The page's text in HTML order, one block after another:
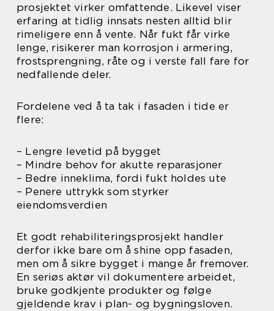
prosjektet virker omfattende. Likevel viser
erfaring at tidlig innsats nesten alltid blir
rimeligere enn å vente. Når fukt får virke
lenge, risikerer man korrosjon i armering,
frostsprengning, råte og i verste fall fare for
nedfallende deler.
Fordelene ved å ta tak i fasaden i tide er
flere:
– Lengre levetid på bygget
– Mindre behov for akutte reparasjoner
– Bedre inneklima, fordi fukt holdes ute
– Penere uttrykk som styrker
eiendomsverdien
Et godt rehabiliteringsprosjekt handler
derfor ikke bare om å shine opp fasaden,
men om å sikre bygget i mange år fremover.
En seriøs aktør vil dokumentere arbeidet,
bruke godkjente produkter og følge
gjeldende krav i plan- og bygningsloven.